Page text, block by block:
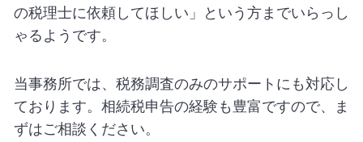
の税理士に依頼してほしい」という方までいらっし
ゃるようです。
当事務所では、税務調査のみのサポートにも対応し
ております。相続税申告の経験も豊富ですので、ま
ずはご相談ください。